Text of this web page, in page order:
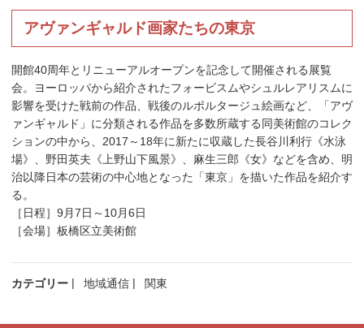
アヴァンギャルド画家たちの東京
開館40周年とリニューアルオープンを記念して開催される展覧
会。ヨーロッパから紹介されたフォービスムやシュルレアリスムに
影響を受けた戦前の作品、戦後のルポルタージュ絵画など、「アヴ
ァンギャルド」に分類される作品を多数所蔵する同美術館のコレク
ションの中から、2017～18年に新たに収蔵した長谷川利行《水泳
場》、野田英夫《上野山下風景》、麻生三郎《女》などを含め、明
治以降日本の芸術の中心地となった「東京」を描いた作品を紹介す
る。
［日程］9月7日～10月6日
［会場］板橋区立美術館
カテゴリー 地域通信 関東